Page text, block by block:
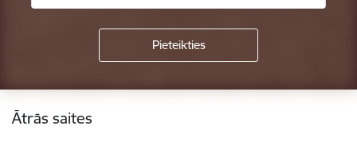
Kājene
Ātrās saites